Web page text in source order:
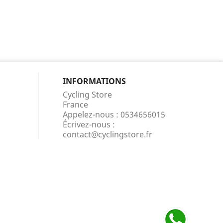
INFORMATIONS
Cycling Store
France
Appelez-nous : 0534656015
Écrivez-nous :
contact@cyclingstore.fr